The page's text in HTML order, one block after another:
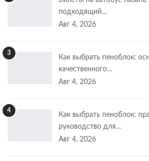
подходящий…
Авг 4, 2026
3
Как выбрать пеноблок:
качественного…
Авг 4, 2026
4
Как выбрать пеноблок:
руководство для…
Авг 4, 2026